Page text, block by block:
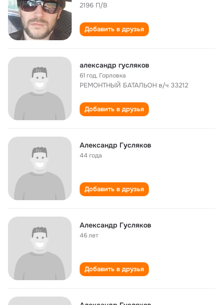
2196 П/В
Добавить в друзья
александр гусляков
61 год, Горловка
РЕМОНТНЫЙ БАТАЛЬОН в/ч 33212
Добавить в друзья
Александр Гусляков
44 года
Добавить в друзья
Александр Гусляков
46 лет
Добавить в друзья